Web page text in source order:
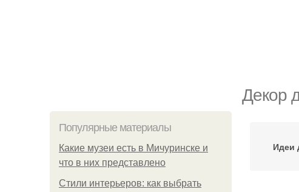
Декор
Популярные материалы
Какие музеи есть в Мичуринске и
что в них представлено
Стили интерьеров: как выбрать
Идеи